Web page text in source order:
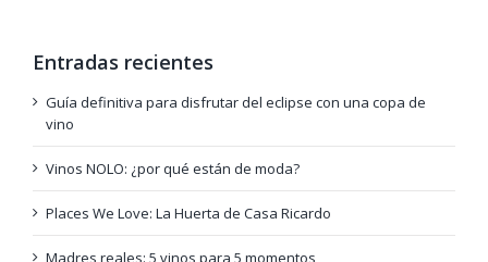
Entradas recientes
Guía definitiva para disfrutar del eclipse con una copa de
vino
Vinos NOLO: ¿por qué están de moda?
Places We Love: La Huerta de Casa Ricardo
Madres reales: 5 vinos para 5 momentos